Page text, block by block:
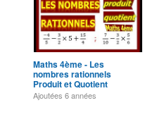
Maths 4ème - Les
nombres rationnels
Produit et Quotient
Exercice 22
Ajoutées 6 années